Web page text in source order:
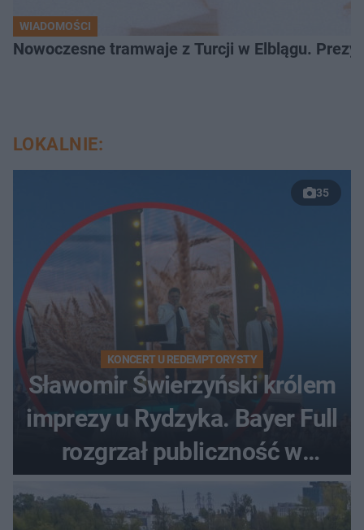
WIADOMOŚCI
Nowoczesne tramwaje z Turcji w Elblągu.
LOKALNIE:
35
KONCERT U REDEMPTORYSTY
Sławomir Świerzyński królem
imprezy u Rydzyka. Bayer Full
rozgrzał publiczność w
Toruniu